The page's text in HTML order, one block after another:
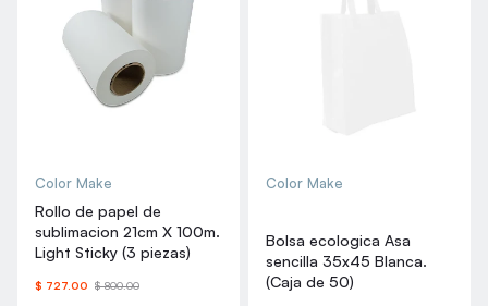
Color Make
Rollo de papel de
sublimacion 21cm X 100m.
Light Sticky (3 piezas)
$ 727.00 $ 800.00
Color Make
Bolsa ecologica Asa
sencilla 35x45 Blanca.
(Caja de 50)